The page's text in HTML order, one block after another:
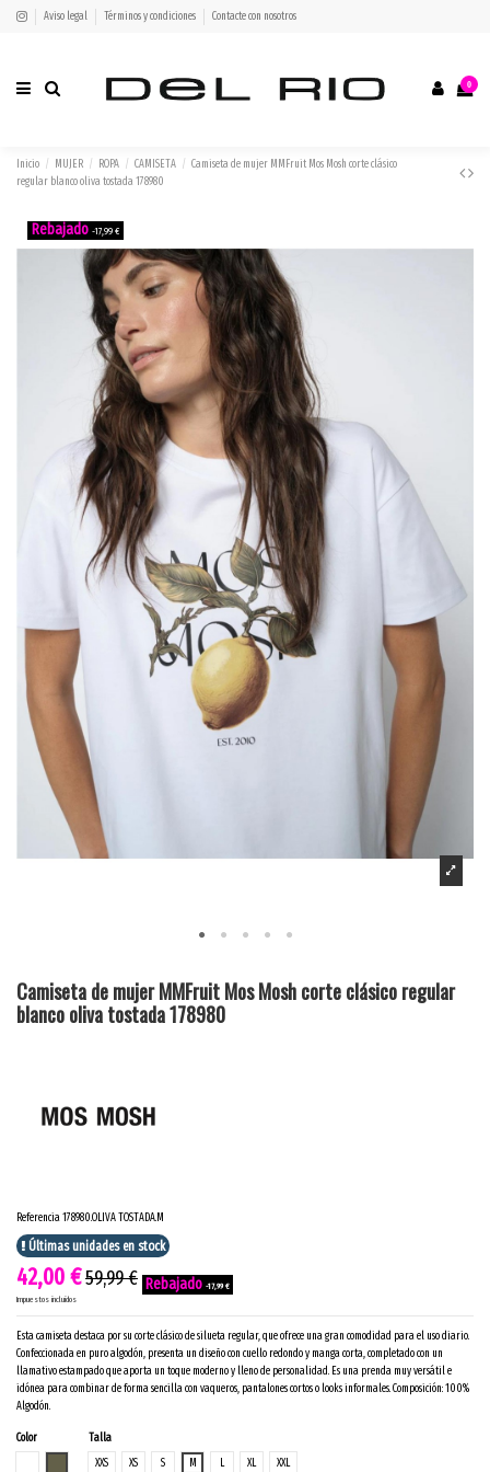
Aviso legal Términos y condiciones Contacte con nosotros
0
Inicio MUJER ROPA CAMISETA
Camiseta de mujer MMFruit Mos Mosh corte clásico
regular blanco oliva tostada 178980
-17,99 €
Camiseta de mujer MMFruit Mos Mosh corte clásico regular
blanco oliva tostada 178980
Referencia178980.OLIVA TOSTADA.M
Últimas unidades en stock
42,00 €59,99 €
-17,99 €
Impuestos incluidos
Esta camiseta destaca por su corte clásico de silueta regular, que ofrece una gran comodidad para el uso diario.
Confeccionada en puro algodón, presenta un diseño con cuello redondo y manga corta, completado con un
llamativo estampado que aporta un toque moderno y lleno de personalidad. Es una prenda muy versátil e
idónea para combinar de forma sencilla con vaqueros, pantalones cortos o looks informales. Composición: 100%
Algodón.
Color
OLIVA TOSTADA
Talla
XXS
XS S M L XL XXL